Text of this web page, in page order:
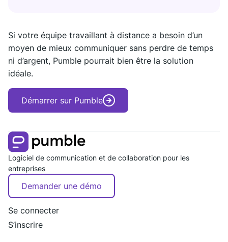
Si votre équipe travaillant à distance a besoin d’un
moyen de mieux communiquer sans perdre de temps
ni d’argent, Pumble pourrait bien être la solution
idéale.
Démarrer sur Pumble
Logiciel de communication et de collaboration pour les
entreprises
Demander une démo
Se connecter
S’inscrire